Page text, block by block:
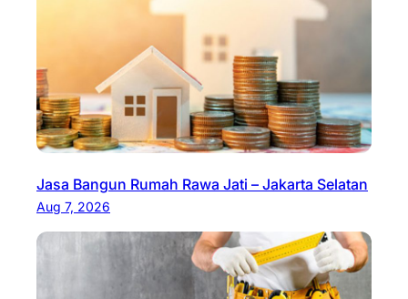
Jasa Bangun Rumah Rawa Jati – Jakarta Selatan
Aug 7, 2026